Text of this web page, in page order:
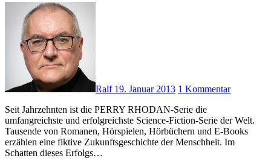
Ralf 19. Januar 2013 1 Kommentar
Seit Jahrzehnten ist die PERRY RHODAN-Serie die
umfangreichste und erfolgreichste Science-Fiction-Serie der Welt.
Tausende von Romanen, Hörspielen, Hörbüchern und E-Books
erzählen eine fiktive Zukunftsgeschichte der Menschheit. Im
Schatten dieses Erfolgs…